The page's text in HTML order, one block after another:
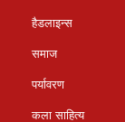
हैडलाइन्स
समाज
पर्यावरण
कला साहित्य